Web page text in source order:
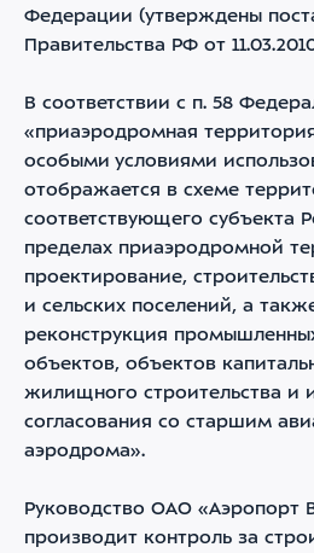
Федерации (утверждены
Правительства РФ от
В соответствии с п. 58
«приаэродромная
особыми условиями
отображается в схеме
соответствующего субъекта
пределах приаэродромной
проектирование,
и сельских поселений, а
реконструкция
объектов, объектов
жилищного строительства и
согласования со старшим
аэродрома».
Руководство ОАО «Аэропорт
производит контроль за